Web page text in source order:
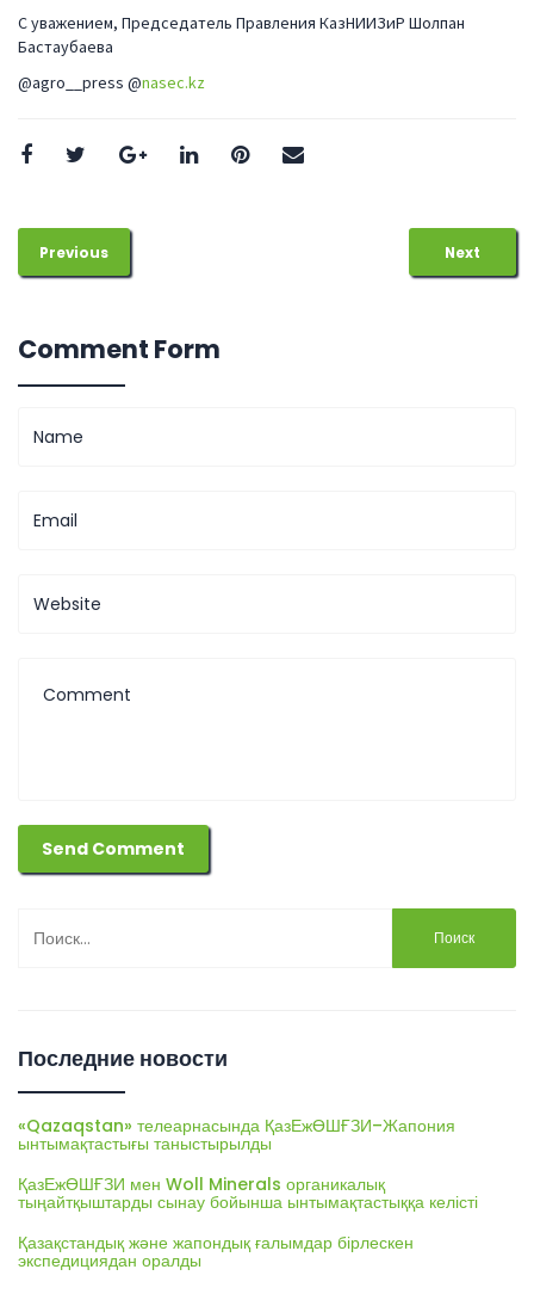
С уважением, Председатель Правления КазНИИЗиР Шолпан
Бастаубаева
@agro__press @nasec.kz
Previous Next
Comment Form
Последние новости
«Qazaqstan» телеарнасында ҚазЕжӨШҒЗИ–Жапония
ынтымақтастығы таныстырылды
ҚазЕжӨШҒЗИ мен Woll Minerals органикалық
тыңайтқыштарды сынау бойынша ынтымақтастыққа келісті
Қазақстандық және жапондық ғалымдар бірлескен
экспедициядан оралды